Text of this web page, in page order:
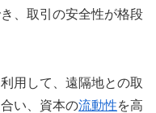
、取引の安全性が格段
用して、遠隔地との取
い、資本の流動性を高